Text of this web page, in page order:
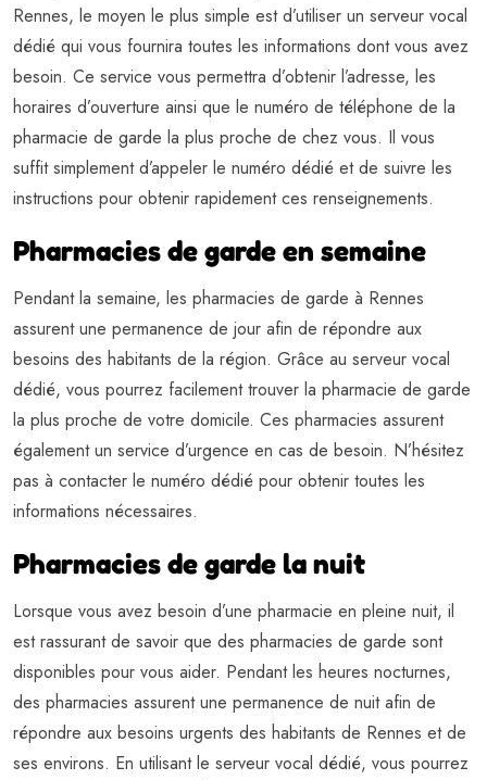
Rennes, le moyen le plus simple est d’utiliser un serveur vocal
dédié qui vous fournira toutes les informations dont vous avez
besoin. Ce service vous permettra d’obtenir l’adresse, les
horaires d’ouverture ainsi que le numéro de téléphone de la
pharmacie de garde la plus proche de chez vous. Il vous
suffit simplement d’appeler le numéro dédié et de suivre les
instructions pour obtenir rapidement ces renseignements.
Pharmacies de garde en semaine
Pendant la semaine, les pharmacies de garde à Rennes
assurent une permanence de jour afin de répondre aux
besoins des habitants de la région. Grâce au serveur vocal
dédié, vous pourrez facilement trouver la pharmacie de garde
la plus proche de votre domicile. Ces pharmacies assurent
également un service d’urgence en cas de besoin. N’hésitez
pas à contacter le numéro dédié pour obtenir toutes les
informations nécessaires.
Pharmacies de garde la nuit
Lorsque vous avez besoin d’une pharmacie en pleine nuit, il
est rassurant de savoir que des pharmacies de garde sont
disponibles pour vous aider. Pendant les heures nocturnes,
des pharmacies assurent une permanence de nuit afin de
répondre aux besoins urgents des habitants de Rennes et de
ses environs. En utilisant le serveur vocal dédié, vous pourrez